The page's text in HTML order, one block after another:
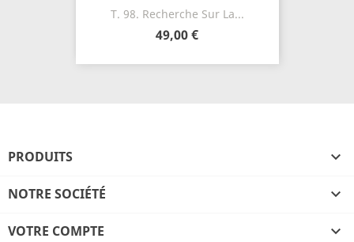
T. 98. Recherche Sur La...
49,00 €
PRODUITS 
NOTRE SOCIÉTÉ 
VOTRE COMPTE 